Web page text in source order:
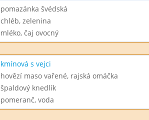
pomazánka švédská
chléb, zelenina
mléko, čaj ovocný
kmínová s vejci
hovězí maso vařené, rajská omáčka
špaldový knedlík
pomeranč, voda